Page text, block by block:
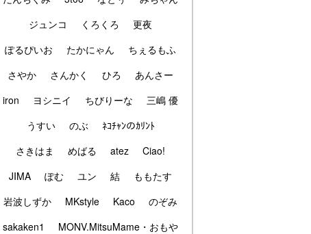
ジュンコ
くろくろ
更夜
ぽるぴいお
たかにゃん
ちぇるもふ
さやか
さんかく ひろ
あんさー
iron
ヨシニイ ちびりーな
三嶋 優
うすい
のぶ
ﾈｺﾁｬﾝのｶﾘﾝﾄ
さきはま
めばる atez
Ciao!
JIMA
ぽむ ユン 結
ももたす
岩波しずか
MKstyle Kaco
のぞみ
sakaken1
MONV.MitsuMame・おもや